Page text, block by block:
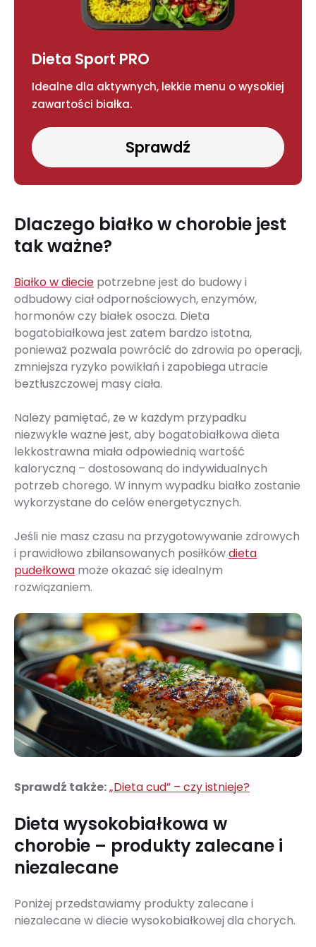
Dieta Sport PRO
Idealne dla aktywnych, lekkie menu o wysokiej
zawartości białka.
Sprawdź
Dlaczego białko w chorobie jest
tak ważne?
Białko w diecie potrzebne jest do budowy i
odbudowy ciał odpornościowych, enzymów,
hormonów czy białek osocza. Dieta
bogatobiałkowa jest zatem bardzo istotna,
ponieważ pozwala powrócić do zdrowia po operacji,
zmniejsza ryzyko powikłań i zapobiega utracie
beztłuszczowej masy ciała.
Należy pamiętać, że w każdym przypadku
niezwykle ważne jest, aby bogatobiałkowa dieta
lekkostrawna miała odpowiednią wartość
kaloryczną – dostosowaną do indywidualnych
potrzeb chorego. W innym wypadku białko zostanie
wykorzystane do celów energetycznych.
Jeśli nie masz czasu na przygotowywanie zdrowych
i prawidłowo zbilansowanych posiłkówdieta
pudełkowa może okazać się idealnym
rozwiązaniem.
Sprawdź także:„Dieta cud” – czy istnieje?
Dieta wysokobiałkowa w
chorobie – produkty zalecane i
niezalecane
Poniżej przedstawiamy produkty zalecane i
niezalecane w diecie wysokobiałkowej dla chorych.